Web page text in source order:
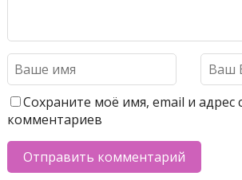
Сохраните моё имя, email и
комментариев